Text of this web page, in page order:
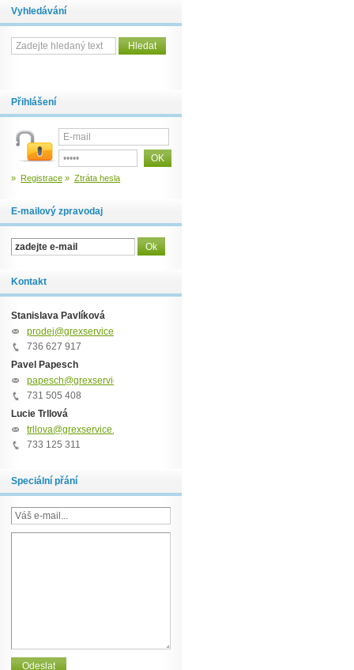
Vyhledávání
Přihlášení
» Registrace » Ztráta hesla
E-mailový zpravodaj
Kontakt
Stanislava Pavlíková
prodej@grexservice.cz
736 627 917
Pavel Papesch
papesch@grexservice.cz
731 505 408
Lucie Trllová
trllova@grexservice.cz
733 125 311
Speciální přání